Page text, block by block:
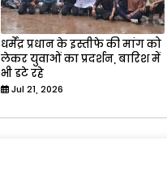
धर्मेंद्र प्रधान के इस्तीफे की मांग को
लेकर युवाओं का प्रदर्शन, बारिश में
भी डटे रहे
Jul 21, 2026